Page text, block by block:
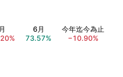
6月
73.57%
今年迄今為止
−10.90%